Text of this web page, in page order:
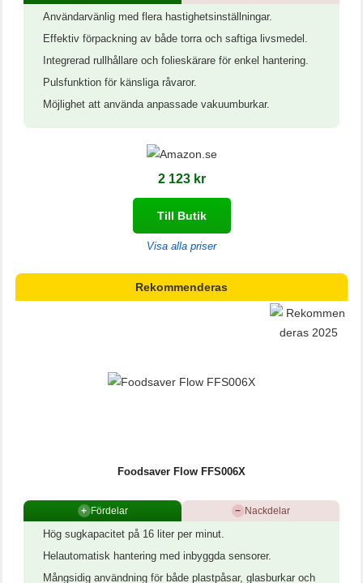
Användarvänlig med flera hastighetsinställningar.
Effektiv förpackning av både torra och saftiga livsmedel.
Integrerad rullhållare och folieskärare för enkel hantering.
Pulsfunktion för känsliga råvaror.
Möjlighet att använda anpassade vakuumburkar.
2 123 kr
Till Butik
Visa alla priser
Rekommenderas
Foodsaver Flow FFS006X
+ Fördelar − Nackdelar
Hög sugkapacitet på 16 liter per minut.
Helautomatisk hantering med inbyggda sensorer.
Mångsidig användning för både plastpåsar, glasburkar och